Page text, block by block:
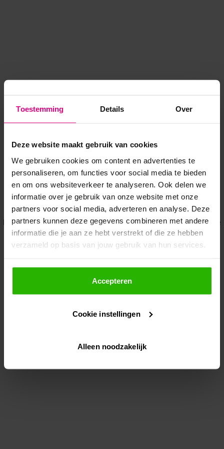
Toestemming Details Over
Deze website maakt gebruik van cookies
We gebruiken cookies om content en advertenties te
personaliseren, om functies voor social media te bieden
en om ons websiteverkeer te analyseren. Ook delen we
informatie over je gebruik van onze website met onze
partners voor social media, adverteren en analyse. Deze
partners kunnen deze gegevens combineren met andere
informatie die je aan ze hebt verstrekt of die ze hebben
verzameld op basis van jouw gebruik van hun services.
Als je op "Accepteer" klikt, dan geef je Voordeeluitjes.nl
toestemming om cookies voor social media en
gepersonaliseerde advertenties te plaatsen.
Lees hier meer over in onsprivacybeleid
Via "Cookie instellingen" kun je ook zelf instellen welke
Accepteren
Cookie instellingen
Alleen noodzakelijk
Application error: a client-side exception has occurred while
loadingwww.voordeeluitjes.nl (see the browser console for more
information).